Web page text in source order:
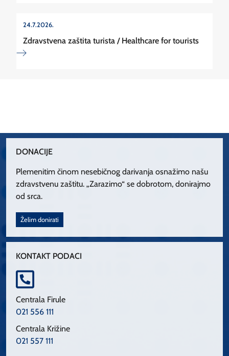
24.7.2026.
Zdravstvena zaštita turista / Healthcare for tourists
DONACIJE
Plemenitim činom nesebičnog darivanja osnažimo našu
zdravstvenu zaštitu. „Zarazimo“ se dobrotom, donirajmo
od srca.
Želim donirati
KONTAKT PODACI
Centrala Firule
021 556 111
Centrala Križine
021 557 111